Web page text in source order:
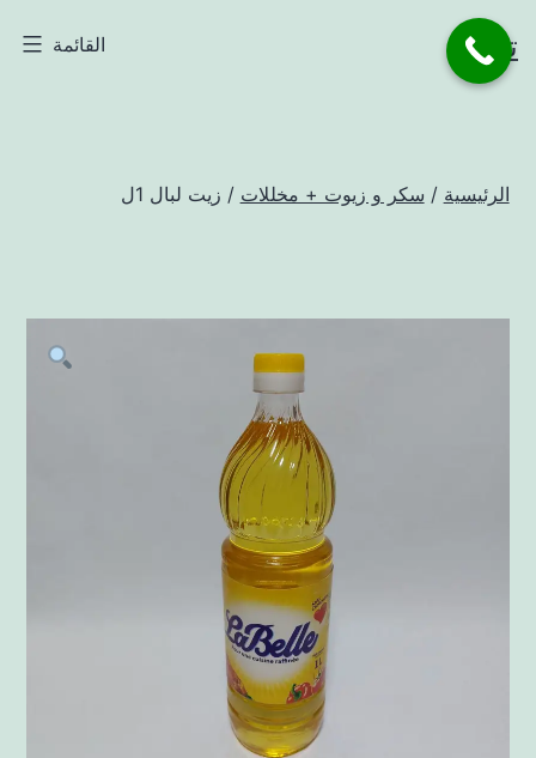
التخطي
إلىتاجر القائمة
الرئيسية / سكر و زيوت + مخللات / زيت لبال 1ل